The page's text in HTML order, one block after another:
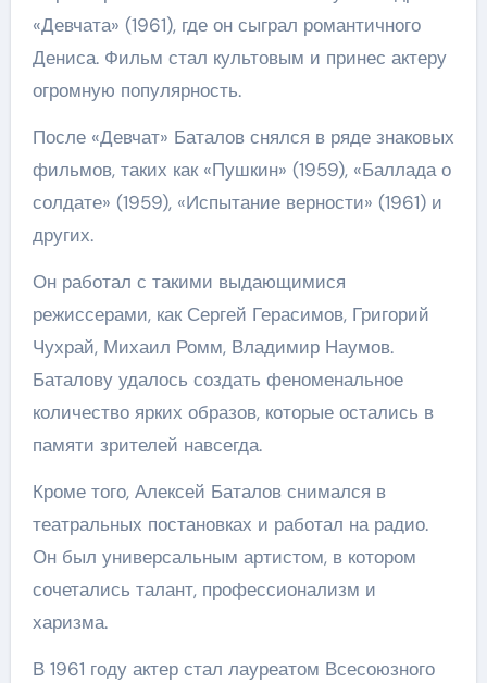
«Девчата» (1961), где он сыграл романтичного
Дениса. Фильм стал культовым и принес актеру
огромную популярность.
После «Девчат» Баталов снялся в ряде знаковых
фильмов, таких как «Пушкин» (1959), «Баллада о
солдате» (1959), «Испытание верности» (1961) и
других.
Он работал с такими выдающимися
режиссерами, как Сергей Герасимов, Григорий
Чухрай, Михаил Ромм, Владимир Наумов.
Баталову удалось создать феноменальное
количество ярких образов, которые остались в
памяти зрителей навсегда.
Кроме того, Алексей Баталов снимался в
театральных постановках и работал на радио.
Он был универсальным артистом, в котором
сочетались талант, профессионализм и
харизма.
В 1961 году актер стал лауреатом Всесоюзного